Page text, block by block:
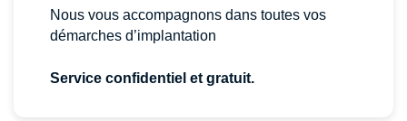
Nous vous accompagnons dans toutes vos
démarches d’implantation
Service confidentiel et gratuit.